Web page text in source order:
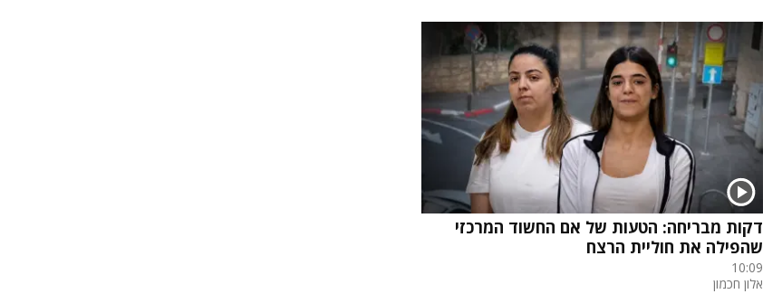
דקות מבריחה: הטעות של אם החשוד המרכזי
שהפילה את חוליית הרצח
10:09
אלון חכמון